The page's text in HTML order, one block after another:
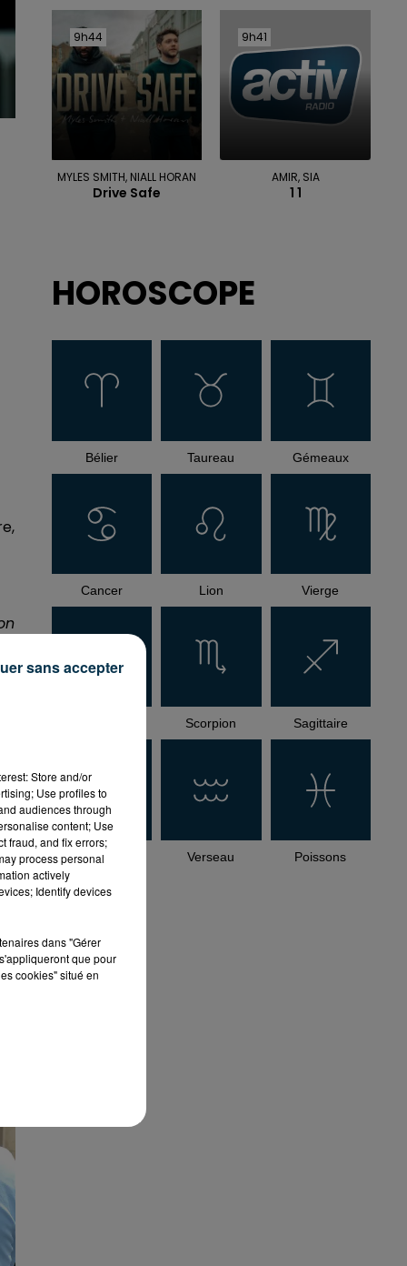
9h44
9h44
MYLES SMITH, NIALL HORAN
Drive Safe
9h41
9h41
AMIR, SIA
1 1
HOROSCOPE
Bélier Taureau Gémeaux
Cancer Lion Vierge
Scorpion Sagittaire
Capricorne Verseau Poissons
Store and/or
Use profiles to
audiences through
content; Use
fraud, and fix errors;
process personal
actively
Identify devices
dans "Gérer
que pour
cookies" situé en
sans accepter